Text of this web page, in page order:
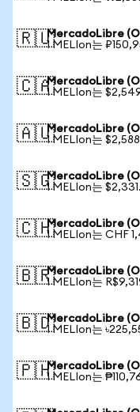
🇷🇺MercadoLibre
1 MELIon는
🇨🇦MercadoLibre
1 MELIon는
🇦🇺MercadoLibre
1 MELIon는
🇸🇬MercadoLibre
1 MELIon는
🇨🇭MercadoLibre
1 MELIon는 CHF
🇧🇷MercadoLibre
1 MELIon는
🇧🇩MercadoLibre
1 MELIon는
🇵🇭MercadoLibre
1 MELIon는